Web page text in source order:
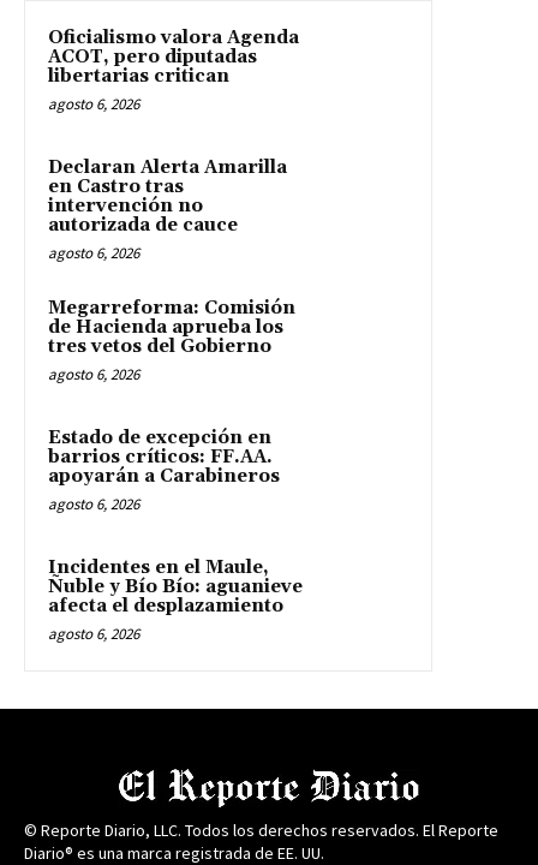
Oficialismo valora Agenda
ACOT, pero diputadas
libertarias critican
agosto 6, 2026
Declaran Alerta Amarilla
en Castro tras
intervención no
autorizada de cauce
agosto 6, 2026
Megarreforma: Comisión
de Hacienda aprueba los
tres vetos del Gobierno
agosto 6, 2026
Estado de excepción en
barrios críticos: FF.AA.
apoyarán a Carabineros
agosto 6, 2026
Incidentes en el Maule,
Ñuble y Bío Bío: aguanieve
afecta el desplazamiento
agosto 6, 2026
© Reporte Diario, LLC. Todos los derechos reservados. El Reporte
Diario® es una marca registrada de EE. UU.